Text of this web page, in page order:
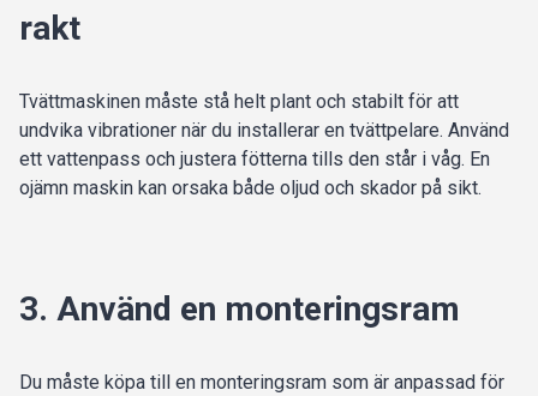
rakt
Tvättmaskinen måste stå helt plant och stabilt för att
undvika vibrationer när du installerar en tvättpelare. Använd
ett vattenpass och justera fötterna tills den står i våg. En
ojämn maskin kan orsaka både oljud och skador på sikt.
3. Använd en monteringsram
Du måste köpa till en monteringsram som är anpassad för